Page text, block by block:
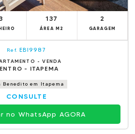
137
ÁREA M2
2
GARAGEM
Ref. EBI9987
- VENDA
- ITAPEMA
Benedito em Itapema
CONSULTE
no WhatsApp AGORA